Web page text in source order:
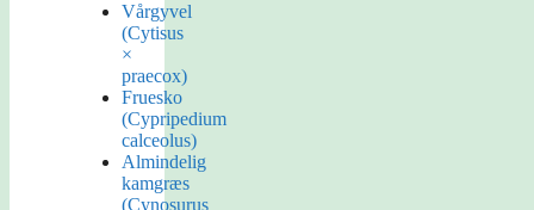
Vårgyvel
(Cytisus
×
praecox)
Fruesko
(Cypripedium
calceolus)
Almindelig
kamgræs
(Cynosurus